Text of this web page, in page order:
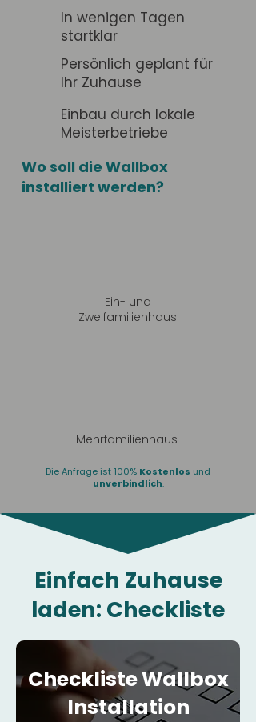
In wenigen Tagen
startklar
Persönlich geplant für
Ihr Zuhause
Einbau durch lokale
Meisterbetriebe
Wo soll die Wallbox
installiert werden?
Ein- und
Zweifamilienhaus
Mehrfamilienhaus
Die Anfrage ist 100% Kostenlos und
unverbindlich.
Einfach Zuhause
laden: Checkliste
Checkliste Wallbox
Installation